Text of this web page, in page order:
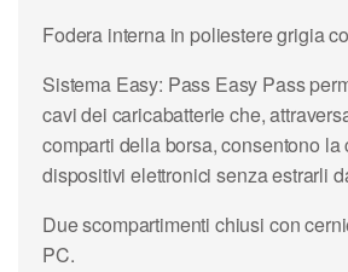
Fodera interna in poliestere grigia
Sistema Easy: Pass Easy Pass
cavi dei caricabatterie che,
comparti della borsa, consentono la
dispositivi elettronici senza estrarli
Due scompartimenti chiusi con
PC.